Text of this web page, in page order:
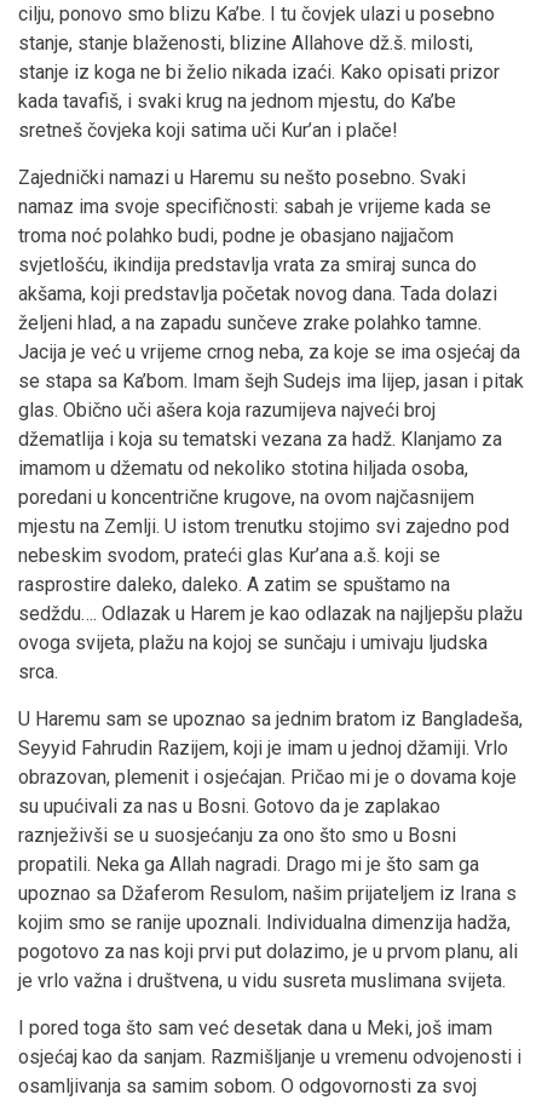
cilju, ponovo smo blizu Ka’be. I tu čovjek ulazi u posebno
stanje, stanje blaženosti, blizine Allahove dž.š. milosti,
stanje iz koga ne bi želio nikada izaći. Kako opisati prizor
kada tavafiš, i svaki krug na jednom mjestu, do Ka’be
sretneš čovjeka koji satima uči Kur’an i plače!
Zajednički namazi u Haremu su nešto posebno. Svaki
namaz ima svoje specifičnosti: sabah je vrijeme kada se
troma noć polahko budi, podne je obasjano najjačom
svjetlošću, ikindija predstavlja vrata za smiraj sunca do
akšama, koji predstavlja početak novog dana. Tada dolazi
željeni hlad, a na zapadu sunčeve zrake polahko tamne.
Jacija je već u vrijeme crnog neba, za koje se ima osjećaj da
se stapa sa Ka’bom. Imam šejh Sudejs ima lijep, jasan i pitak
glas. Obično uči ašera koja razumijeva najveći broj
džematlija i koja su tematski vezana za hadž. Klanjamo za
imamom u džematu od nekoliko stotina hiljada osoba,
poredani u koncentrične krugove, na ovom najčasnijem
mjestu na Zemlji. U istom trenutku stojimo svi zajedno pod
nebeskim svodom, prateći glas Kur’ana a.š. koji se
rasprostire daleko, daleko. A zatim se spuštamo na
sedždu…. Odlazak u Harem je kao odlazak na najljepšu plažu
ovoga svijeta, plažu na kojoj se sunčaju i umivaju ljudska
srca.
U Haremu sam se upoznao sa jednim bratom iz Bangladeša,
Seyyid Fahrudin Razijem, koji je imam u jednoj džamiji. Vrlo
obrazovan, plemenit i osjećajan. Pričao mi je o dovama koje
su upućivali za nas u Bosni. Gotovo da je zaplakao
raznježivši se u suosjećanju za ono što smo u Bosni
propatili. Neka ga Allah nagradi. Drago mi je što sam ga
upoznao sa Džaferom Resulom, našim prijateljem iz Irana s
kojim smo se ranije upoznali. Individualna dimenzija hadža,
pogotovo za nas koji prvi put dolazimo, je u prvom planu, ali
je vrlo važna i društvena, u vidu susreta muslimana svijeta.
I pored toga što sam već desetak dana u Meki, još imam
osjećaj kao da sanjam. Razmišljanje u vremenu odvojenosti i
osamljivanja sa samim sobom. O odgovornosti za svoj